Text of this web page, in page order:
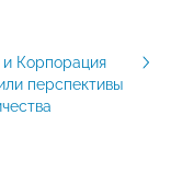
Корпорация
перспективы